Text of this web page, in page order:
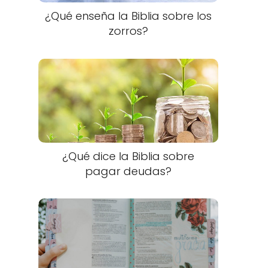
¿Qué enseña la Biblia sobre los
zorros?
¿Qué dice la Biblia sobre
pagar deudas?